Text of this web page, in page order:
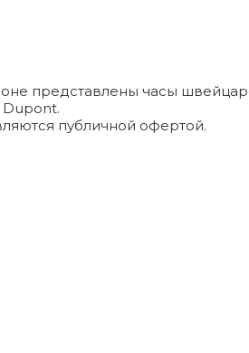
представлены часы
Dupont.
публичной офертой.